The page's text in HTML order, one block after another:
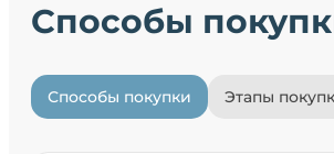
Способы
Способы покупки Этапы